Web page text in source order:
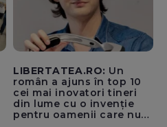
LIBERTATEA.RO: Un
român a ajuns în top 10
cei mai inovatori tineri
din lume cu o invenție
pentru oamenii care nu